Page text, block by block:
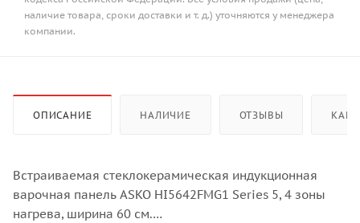
наличие товара, сроки доставки и т. д.) уточняются у менеджера
компании.
ОПИСАНИЕ НАЛИЧИЕ ОТЗЫВЫ КАК
Встраиваемая стеклокерамическая индукционная
варочная панель ASKO HI5642FMG1 Series 5, 4 зоны
нагрева, ширина 60 см.